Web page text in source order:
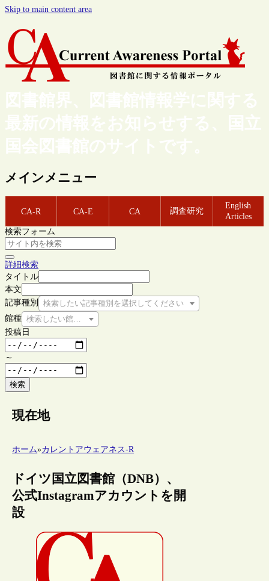
Skip to main content area
図書館界、図書館情報学に関する
最新の情報をお知らせする、国立
国会図書館のサイトです。
メインメニュー
CA-R CA-E CA 調査研究
English
Articles
検索フォーム
詳細検索
タイトル
本文
記事種別
検索したい記事種別を選択してください
館種 検索したい館種を選択してください
投稿日
～
検索
現在地
ホーム»カレントアウェアネス-R
ドイツ国立図書館（DNB）、
公式Instagramアカウントを開
設